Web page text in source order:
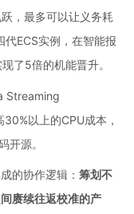
，最多可以让义务耗
代ECS实例，在智能报
了5倍的机能晋升。
Streaming
以上的CPU成本，
开源。
的协作逻辑： 筹划不
赓续往返校准的产